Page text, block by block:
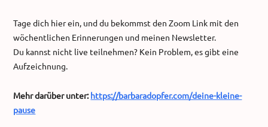
Tage dich hier ein, und du bekommst den Zoom Link mit den
wöchentlichen Erinnerungen und meinen Newsletter.
Du kannst nicht live teilnehmen? Kein Problem, es gibt eine
Aufzeichnung.
Mehr darüber unter:https://barbaradopfer.com/deine-kleine-
pause